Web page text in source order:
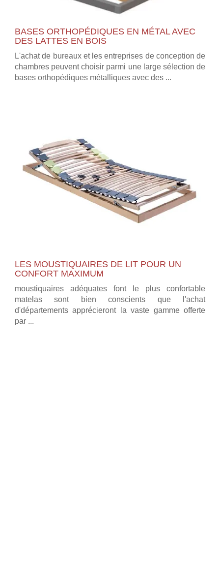
BASES ORTHOPÉDIQUES EN MÉTAL AVEC
DES LATTES EN BOIS
L'achat de bureaux et les entreprises de conception de
chambres peuvent choisir parmi une large sélection de
bases orthopédiques métalliques avec des ...
LES MOUSTIQUAIRES DE LIT POUR UN
CONFORT MAXIMUM
moustiquaires adéquates font le plus confortable
matelas sont bien conscients que l'achat
d'départements apprécieront la vaste gamme offerte
par ...